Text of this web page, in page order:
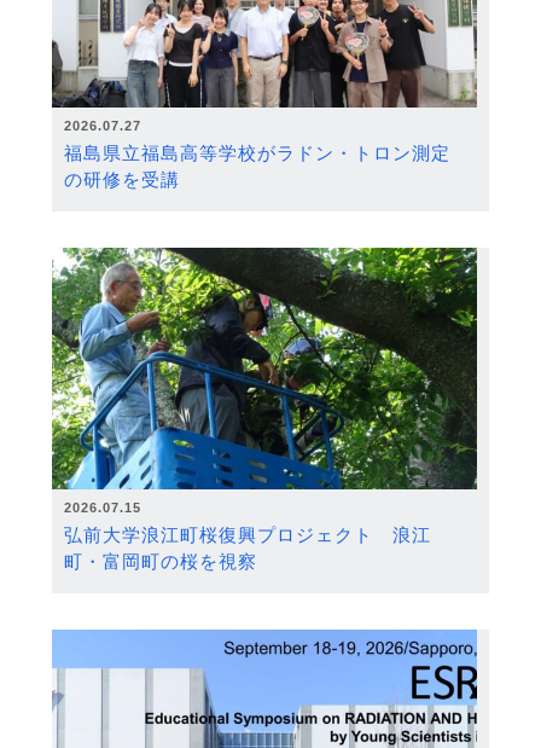
2026.07.27
福島県立福島高等学校がラドン・トロン測定
の研修を受講
2026.07.15
弘前大学浪江町桜復興プロジェクト 浪江
町・富岡町の桜を視察